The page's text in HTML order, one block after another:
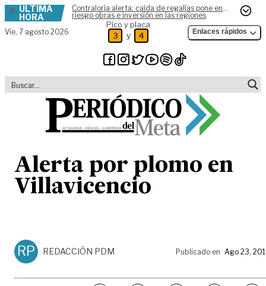
Skip to content
ÚLTIMA
HORA
Contraloría alerta: caída de regalías pone en
riesgo obras e inversión en las regiones
Vie, 7 agosto 2026
Pico y placa
3 y 4 Enlaces rápidos
Alerta por plomo en
Villavicencio
RP REDACCIÓN PDM Publicado en Ago 23,